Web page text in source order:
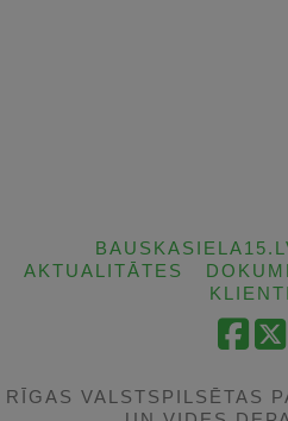
AKTUALITĀTES
X
RĪGAS VALSTSPILSĒTAS